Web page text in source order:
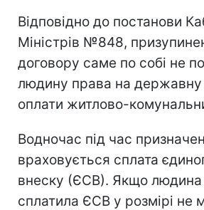
Відповідно до постанови
Міністрів №848,
договору саме по собі не
людину права на
оплати житлово-
Водночас під час
враховується сплата
внеску (ЄСВ). Якщо людина
сплатила ЄСВ у розмірі не